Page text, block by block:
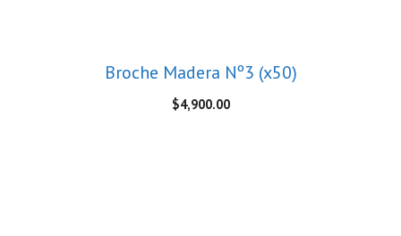
Broche Madera Nº3 (x50)
$4,900.00